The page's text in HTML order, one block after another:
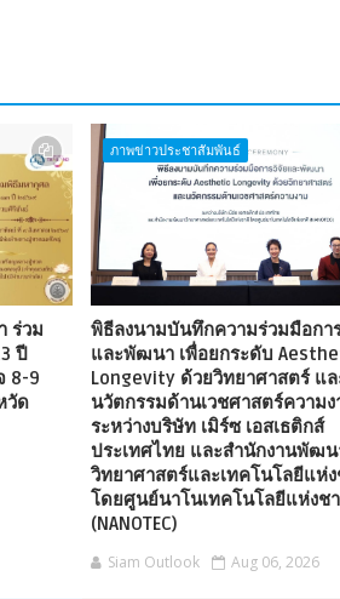
ร่วม
ปี
8-9
วัด
ภาพข่าวประชาสัมพันธ์
พิธีลงนามบันทึกความร่วมมือกา
และพัฒนา เพื่อยกระดับ
Longevity ด้วยวิทยาศาสตร์ แล
นวัตกรรมด้านเวชศาสตร์ความง
ระหว่างบริษัท เมิร์ซ เอสเธติกส์
ประเทศไทย และสำนักงานพัฒน
วิทยาศาสตร์และเทคโนโลยีแห่
โดยศูนย์นาโนเทคโนโลยีแห่งช
(NANOTEC)
Siam Outlook Aug 06, 2026